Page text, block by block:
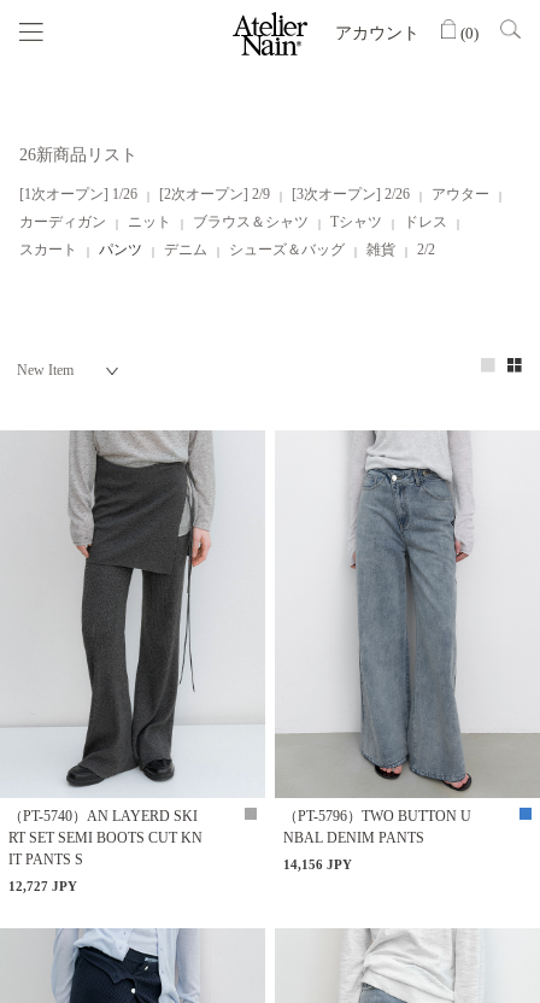
アカウント (0)
26新商品リスト
[1次オープン] 1/26 [2次オープン] 2/9 [3次オープン] 2/26
アウター
カーディガン
ニット ブラウス＆シャツ Tシャツ
ドレス
スカート
パンツ デニム シューズ＆バッグ 雑貨 2/2
（PT-5740）AN LAYERD SKI
RT SET SEMI BOOTS CUT KN
IT PANTS S
12,727 JPY
（PT-5796）TWO BUTTON U
NBAL DENIM PANTS
14,156 JPY